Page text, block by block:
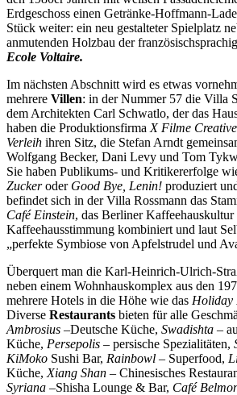
Erdgeschoss einen Getränke-Hoffmann-
Stück weiter: ein neu gestalteter Spielplatz
anmutenden Holzbau der
Ecole Voltaire.
Im nächsten Abschnitt wird es etwas
mehrere Villen: in der Nummer 57 die Villa
dem Architekten Carl Schwatlo, der das
haben die Produktionsfirma X Filme
Verleih ihren Sitz, die Stefan Arndt
Wolfgang Becker, Dani Levy und Tom
Sie haben Publikums- und Kritikererfolge
Zuckeroder Good Bye, Lenin! produziert
befindet sich in der Villa Rossmann das
Café Einstein, das Berliner
Kaffeehausstimmung kombiniert und laut
„perfekte Symbiose von Apfelstrudel und
Überquert man die Karl-Heinrich-Ulrich-
neben einem Wohnhauskomplex aus den
mehrere Hotels in die Höhe wie das Holiday
Diverse Restaurants bieten für alle
Ambrosius –Deutsche Küche, Swadishta –
Küche, Persepolis – persische Spezialitäten,
KiMoko Sushi Bar, Rainbowl – Superfood,
Küche, Xiang Shan – Chinesisches
Syriana –Shisha Lounge & Bar, Café